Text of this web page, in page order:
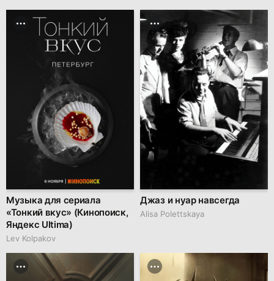
Музыка для сериала
«Тонкий вкус» (Кинопоиск,
Яндекс Ultima)
Lev Kolpakov
Джаз и нуар навсегда
Alisa Polettskaya